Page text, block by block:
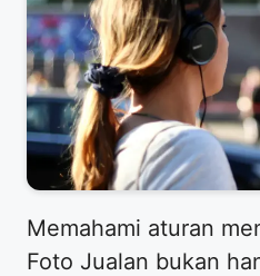
​Memahami aturan
Foto Jualan bukan